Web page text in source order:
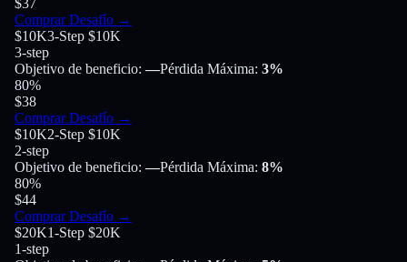
$37
Comprar Desafío →
$10K3-Step $10K
3-step
Objetivo de beneficio:—Pérdida Máxima: 3%
80%
$38
Comprar Desafío →
$10K2-Step $10K
2-step
Objetivo de beneficio:—Pérdida Máxima: 8%
80%
$44
Comprar Desafío →
$20K1-Step $20K
1-step